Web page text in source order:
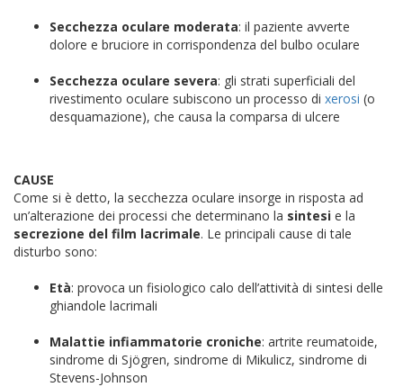
Secchezza oculare moderata: il paziente avverte
dolore e bruciore in corrispondenza del bulbo oculare
Secchezza oculare severa: gli strati superficiali del
rivestimento oculare subiscono un processo di xerosi (o
desquamazione), che causa la comparsa di ulcere
CAUSE
Come si è detto, la secchezza oculare insorge in risposta ad
un’alterazione dei processi che determinano la sintesi e la
secrezione del film lacrimale. Le principali cause di tale
disturbo sono:
Età: provoca un fisiologico calo dell’attività di sintesi delle
ghiandole lacrimali
Malattie infiammatorie croniche: artrite reumatoide,
sindrome di Sjögren, sindrome di Mikulicz, sindrome di
Stevens-Johnson